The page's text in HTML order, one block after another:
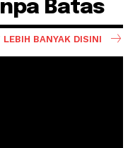
Batas
LEBIH BANYAK DISINI